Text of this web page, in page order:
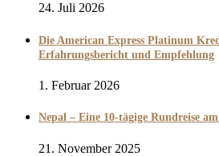
24. Juli 2026
Die American Express Platinum
Erfahrungsbericht und Empfehlung
1. Februar 2026
Nepal – Eine 10-tägige Rundreise
21. November 2025